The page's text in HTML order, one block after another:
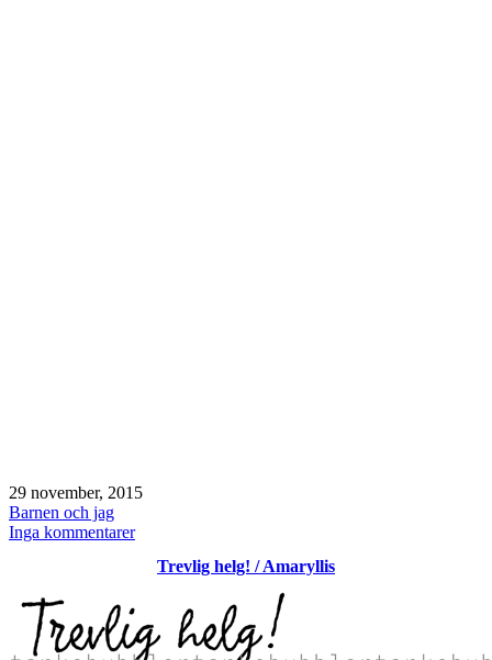
Publicerat
den
29 november, 2015
Kategoriserat
som
Barnen och jag
Inga kommentarertill
advent
/
halsont
Trevlig helg! / Amaryllis